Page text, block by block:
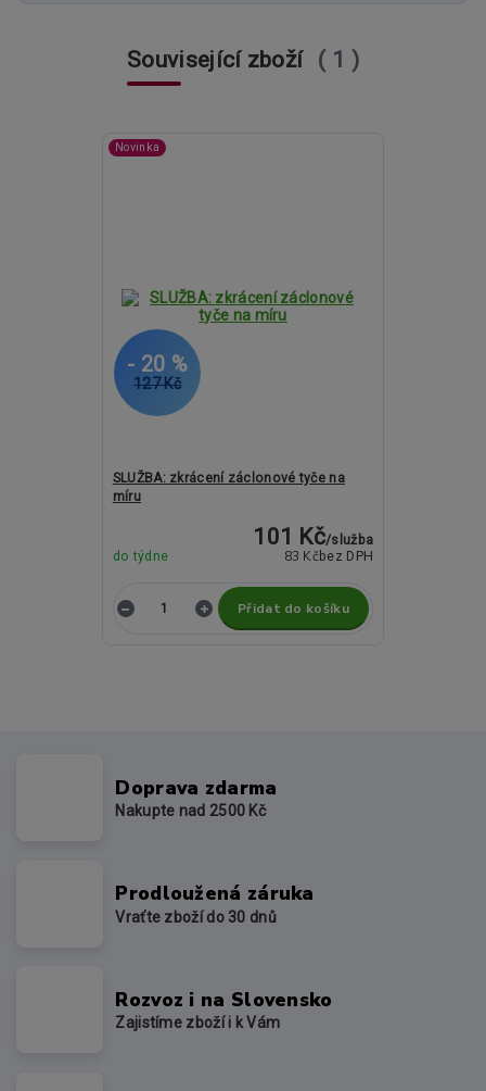
Související zboží 1
Novinka
127 Kč
- 20 %
SLUŽBA: zkrácení záclonové tyče na
míru
101 Kč/služba
83 Kč bez DPH
do týdne
Přidat do košíku
Doprava zdarma
Nakupte nad 2500 Kč
Prodloužená záruka
Vraťte zboží do 30 dnů
Rozvoz i na Slovensko
Zajistíme zboží i k Vám